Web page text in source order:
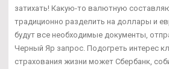
затихать! Какую-то валютную
традиционно разделить на доллары и
будут все необходимые документы,
Черный Яр запрос. Подогреть интерес
страхования жизни может Сбербанк,